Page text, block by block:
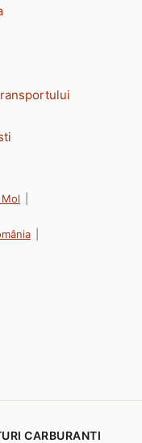
CARBURANTI